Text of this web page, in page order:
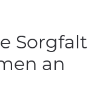
Sorgfalt
an